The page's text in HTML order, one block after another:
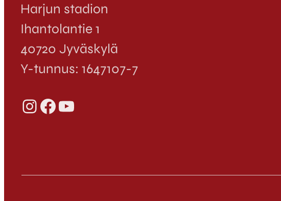
Harjun stadion
Ihantolantie 1
40720 Jyväskylä
Y-tunnus: 1647107-7
InstagramFacebook YouTube